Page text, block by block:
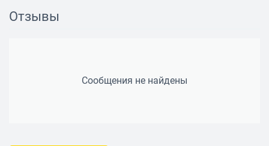
Диаметр мембраны: 40 мм
Тип подключения: с проводом
Отзывы
Сообщения не найдены